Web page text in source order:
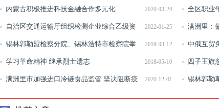
2020-03-24
内蒙古积极推进科技金融合作多元化 全区职业
2022-01-25
自治区交通运输厅组织检测企业综合乙级资
质评审
满洲里：
氛围
2019-03-12
锡林郭勒盟检察分院、锡林浩特市检察院举
行“书香润检”读书交流活动
中俄互贸
2018-05-10
学习革命精神 继承烈士遗志 四子王旗
2020-12-01
满洲里市加强进口冷链食品监管 坚决阻断疫
情传播渠道
锡林郭勒